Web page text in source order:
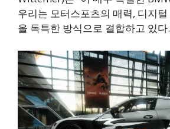
우리는 모터스포츠의 매력, 디지
을 독특한 방식으로 결합하고 있다.